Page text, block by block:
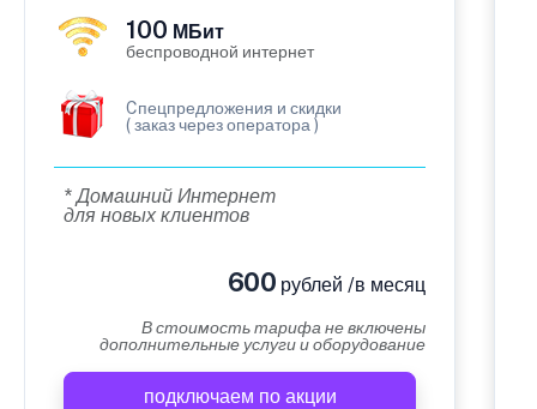
100 МБит
беспроводной интернет
Cпецпредложения и скидки
( заказ через оператора )
* Домашний Интернет
для новых клиентов
600 рублей /в месяц
В стоимость тарифа не включены
дополнительные услуги и оборудование
подключаем по акции